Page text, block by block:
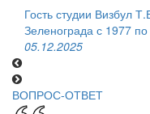
Гость студии Визбул
Зеленограда с 1977 по
05.12.2025
ВОПРОС-ОТВЕТ